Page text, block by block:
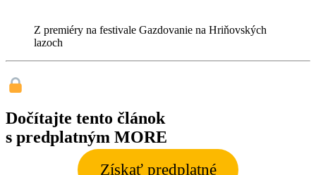
Z premiéry na festivale Gazdovanie na Hriňovských
lazoch
Dočítajte tento článok
s predplatným MORE
Získať predplatné